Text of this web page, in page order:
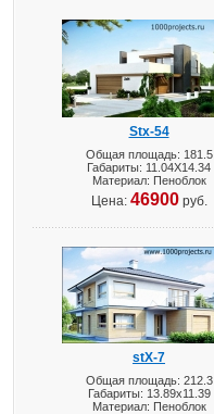
Stx-54
Общая площадь: 181.5
Габариты: 11.04X14.34
Материал: Пеноблок
Цена: 46900руб.
stX-7
Общая площадь: 212.3
Габариты: 13.89х11.39
Материал: Пеноблок